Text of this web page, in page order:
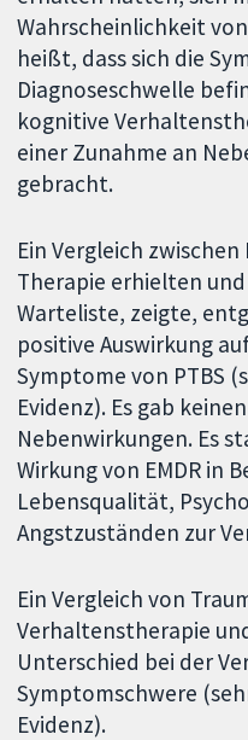
Wahrscheinlichkeit
heißt, dass sich die
Diagnoseschwelle
kognitive
einer Zunahme an
gebracht.
Ein Vergleich
Therapie erhielten
Warteliste, zeigte,
positive Auswirkung
Symptome von PTBS
Evidenz). Es gab
Nebenwirkungen. Es
Wirkung von EMDR in
Lebensqualität,
Angstzuständen zur
Ein Vergleich von
Verhaltenstherapie
Unterschied bei der
Symptomschwere
Evidenz).